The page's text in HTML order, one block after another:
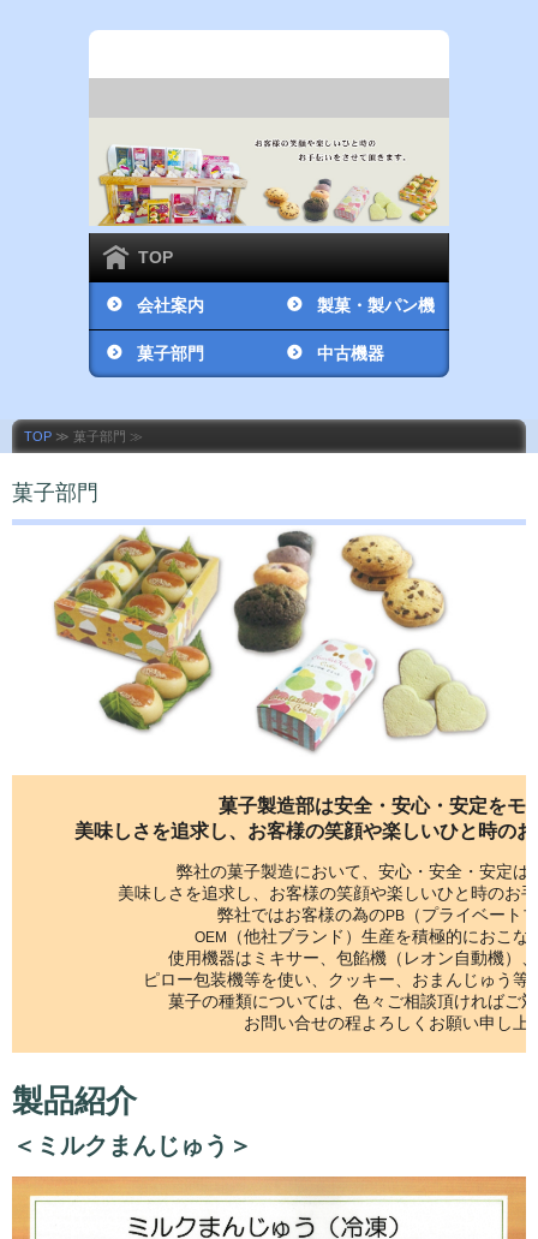
TOP
会社案内 製菓・製パン機
械販売部門
菓子部門 中古機器
TOP ≫ 菓子部門 ≫
菓子部門
菓子製造部は安全・安心・安定をモ
美味しさを追求し、お客様の笑顔や楽しいひと時の
弊社の菓子製造において、安心・安全・安定は
美味しさを追求し、お客様の笑顔や楽しいひと時のお
弊社ではお客様の為のPB （プライベート
OEM
（他社ブランド）生産を積極的におこな
使用機器はミキサー、包餡機（レオン自動機）
ピロー包装機等を使い、クッキー、おまんじゅう等
菓子の種類については、色々ご相談頂ければご
お問い合せの程よろしくお願い申し上
製品紹介
＜ミルクまんじゅう＞